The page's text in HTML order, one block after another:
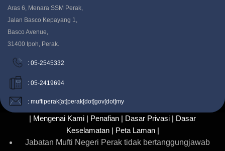
Aras 6, Menara SSM Perak,
Jalan Basco Kepayang 1,
Basco Avenue,
31400 Ipoh, Perak.
: 05-2545332
: 05-2419694
: muftiperak[at]perak[dot]gov[dot]my
| Mengenai Kami | Penafian | Dasar Privasi | Dasar
Keselamatan | Peta Laman |
Jabatan Mufti Negeri Perak tidak bertanggungjawab